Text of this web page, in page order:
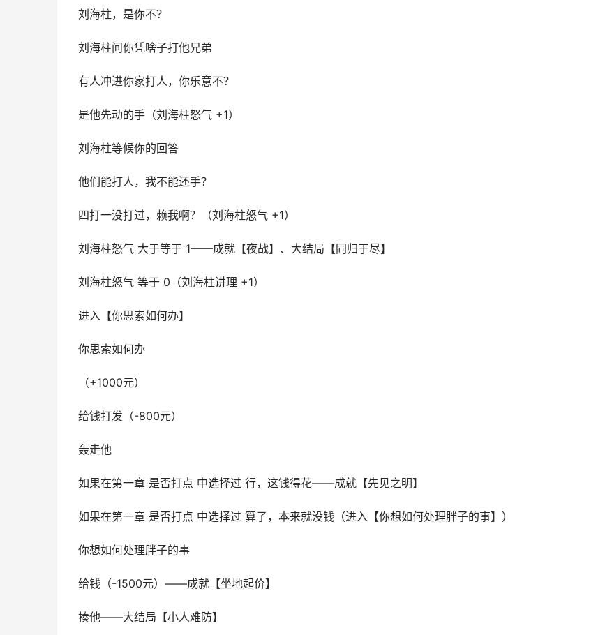
刘海柱，是你不？
刘海柱问你凭啥子打他兄弟
有人冲进你家打人，你乐意不？
是他先动的手（刘海柱怒气 +1）
刘海柱等候你的回答
他们能打人，我不能还手？
四打一没打过，赖我啊？（刘海柱怒气 +1）
刘海柱怒气 大于等于 1——成就【夜战】、大结局【同归于尽】
刘海柱怒气 等于 0（刘海柱讲理 +1）
进入【你思索如何办】
你思索如何办
（+1000元）
给钱打发（-800元）
轰走他
如果在第一章 是否打点 中选择过 行，这钱得花——成就【先见之明】
如果在第一章 是否打点 中选择过 算了，本来就没钱（进入【你想如何处理胖子的事】）
你想如何处理胖子的事
给钱（-1500元）——成就【坐地起价】
揍他——大结局【小人难防】